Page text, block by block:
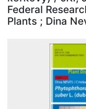
Federal
Plants ; Dina